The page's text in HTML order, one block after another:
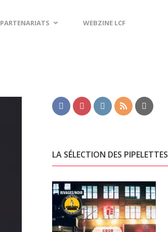
PARTENARIATS WEBZINE LCF
LA SÉLECTION DES PIPELETTES